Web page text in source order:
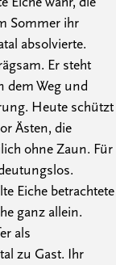
Sommer ihr
absolvierte.
Er steht
dem Weg und
Heute schützt
Ästen, die
ohne Zaun. Für
Eiche betrachtete
ganz allein.
als
zu Gast. Ihr